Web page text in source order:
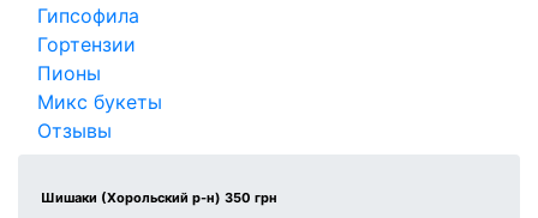
Гипсофила
Гортензии
Пионы
Микс букеты
Отзывы
Шишаки (Хорольский р-н) 350 грн